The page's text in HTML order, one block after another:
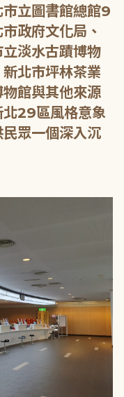
市立圖書館總館9
政府文化局、
淡水古蹟博物
北市坪林茶業
館與其他來源
北29區風格意象
眾一個深入沉